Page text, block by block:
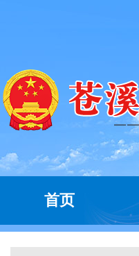
首页